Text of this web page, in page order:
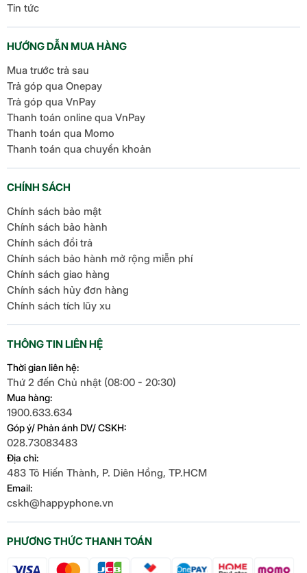
Tin tức
HƯỚNG DẪN MUA HÀNG
Mua trước trả sau
Trả góp qua Onepay
Trả góp qua VnPay
Thanh toán online qua VnPay
Thanh toán qua Momo
Thanh toán qua chuyển khoản
PHƯƠNG THỨC THANH TOÁN
CHÍNH SÁCH
Chính sách bảo mật
Chính sách bảo hành
Chính sách đổi trả
Chính sách bảo hành mở rộng miễn phí
Chính sách giao hàng
Chính sách hủy đơn hàng
Chính sách tích lũy xu
THÔNG TIN LIÊN HỆ
Thời gian liên hệ:
Thứ 2 đến Chủ nhật (08:00 - 20:30)
Mua hàng:
1900.633.634
Góp ý/ Phản ánh DV/ CSKH:
028.73083483
Địa chỉ:
483 Tô Hiến Thành, P. Diên Hồng, TP.HCM
Email:
cskh@happyphone.vn